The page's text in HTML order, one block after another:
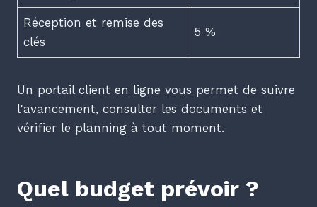
Réception et remise des
clés
5 %
Un portail client en ligne vous permet de suivre
l'avancement, consulter les documents et
vérifier le planning à tout moment.
Quel budget prévoir ?